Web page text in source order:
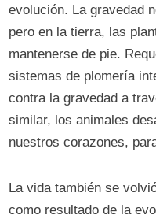
evolución. La gravedad
pero en la tierra, las
mantenerse de pie.
sistemas de plomería
contra la gravedad a
similar, los animales
nuestros corazones,
La vida también se
como resultado de la